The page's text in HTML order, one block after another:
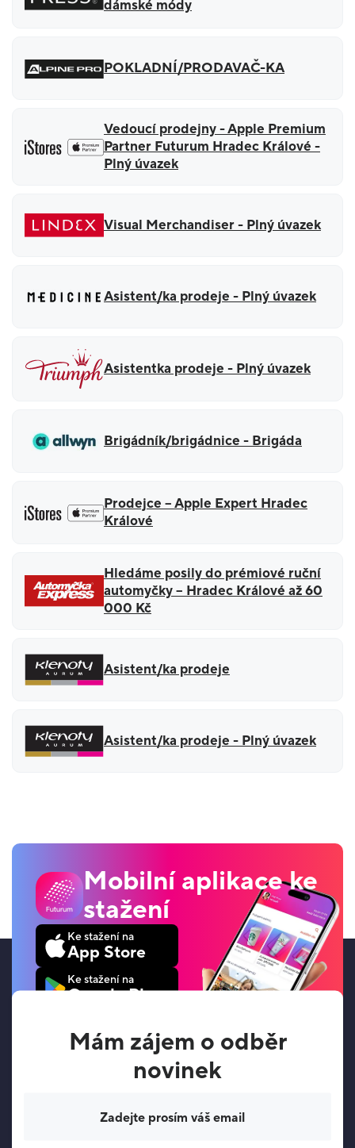
dámské módy
POKLADNÍ/PRODAVAČ-KA
Vedoucí prodejny - Apple Premium
Partner Futurum Hradec Králové -
Plný úvazek
Visual Merchandiser - Plný úvazek
Asistent/ka prodeje - Plný úvazek
Asistentka prodeje - Plný úvazek
Brigádník/brigádnice - Brigáda
Prodejce – Apple Expert Hradec
Králové
Hledáme posily do prémiové ruční
automyčky – Hradec Králové až 60
000 Kč
Asistent/ka prodeje
Asistent/ka prodeje - Plný úvazek
Mobilní aplikace ke
stažení
Ke stažení na
App Store
Ke stažení na
Google Play
Mám zájem o odběr
novinek